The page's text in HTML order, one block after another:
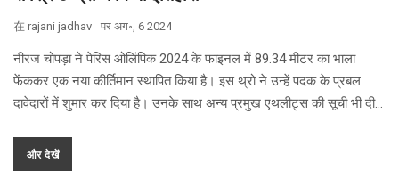
在 rajani jadhav पर अग॰, 6 2024
नीरज चोपड़ा ने पेरिस ओलिंपिक 2024 के फाइनल में 89.34 मीटर का भाला
फेंककर एक नया कीर्तिमान स्थापित किया है। इस थ्रो ने उन्हें पदक के प्रबल
दावेदारों में शुमार कर दिया है। उनके साथ अन्य प्रमुख एथलीट्स की सूची भी दी
और देखें